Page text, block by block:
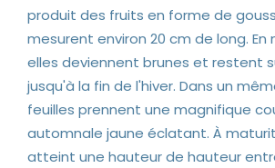
produit des fruits en forme de
mesurent environ 20 cm de long. En
elles deviennent brunes et restent
jusqu'à la fin de l'hiver. Dans un
feuilles prennent une magnifique
automnale jaune éclatant. À
atteint une hauteur de hauteur